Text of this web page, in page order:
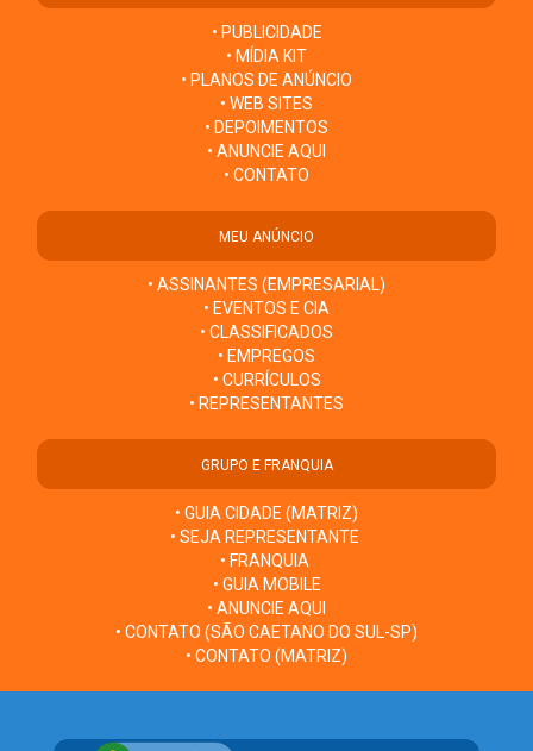
• PUBLICIDADE
• MÍDIA KIT
• PLANOS DE ANÚNCIO
• WEB SITES
• DEPOIMENTOS
• ANUNCIE AQUI
• CONTATO
MEU ANÚNCIO
• ASSINANTES (EMPRESARIAL)
• EVENTOS E CIA
• CLASSIFICADOS
• EMPREGOS
• CURRÍCULOS
• REPRESENTANTES
GRUPO E FRANQUIA
• GUIA CIDADE (MATRIZ)
• SEJA REPRESENTANTE
• FRANQUIA
• GUIA MOBILE
• ANUNCIE AQUI
• CONTATO (SÃO CAETANO DO SUL-SP)
• CONTATO (MATRIZ)